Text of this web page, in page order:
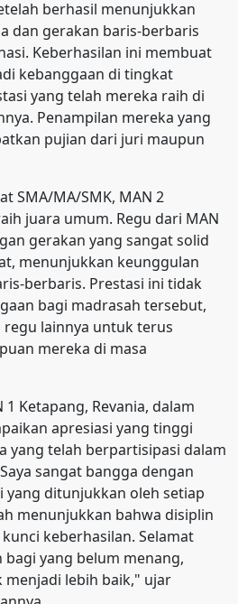
berhasil menunjukkan
dan gerakan baris-berbaris
Keberhasilan ini membuat
kebanggaan di tingkat
yang telah mereka raih di
Penampilan mereka yang
pujian dari juri maupun
SMA/MA/SMK, MAN 2
juara umum. Regu dari MAN
gerakan yang sangat solid
menunjukkan keunggulan
berbaris. Prestasi ini tidak
bagi madrasah tersebut,
lainnya untuk terus
mereka di masa
Ketapang, Revania, dalam
apresiasi yang tinggi
yang telah berpartisipasi dalam
sangat bangga dengan
yang ditunjukkan oleh setiap
menunjukkan bahwa disiplin
keberhasilan. Selamat
bagi yang belum menang,
lebih baik," ujar